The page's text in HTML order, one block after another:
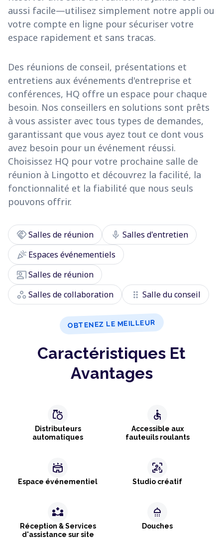
aussi facile—utilisez simplement notre appli ou
votre compte en ligne pour sécuriser votre
espace rapidement et sans tracas.
Des réunions de conseil, présentations et
entretiens aux événements d'entreprise et
conférences, HQ offre un espace pour chaque
besoin. Nos conseillers en solutions sont prêts
à vous assister avec tous types de demandes,
garantissant que vous ayez tout ce dont vous
avez besoin pour un événement réussi.
Choisissez HQ pour votre prochaine salle de
réunion à Lingotto et découvrez la facilité, la
fonctionnalité et la fiabilité que nous seuls
pouvons offrir.
handshakeSalles de réunion mic Salles d'entretien
celebrationEspaces événementiels
co_presentSalles de réunion
workspaces Salles de collaboration drag_indicator Salle du conseil
OBTENEZ LE MEILLEUR
Caractéristiques Et
Avantages
grocery
Distributeurs
automatiques
accessible
Accessible aux
fauteuils roulants
stadium
Espace événementiel
frame_person_mic
Studio créatif
partner_exchange
Réception & Services
d'assistance sur site
shower
Douches